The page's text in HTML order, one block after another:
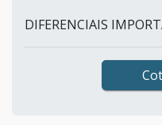
DIFERENCIAIS